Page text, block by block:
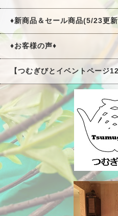
♦新商品＆セール商品(5/23更新
♦お客様の声♦
【つむぎびとイベントページ